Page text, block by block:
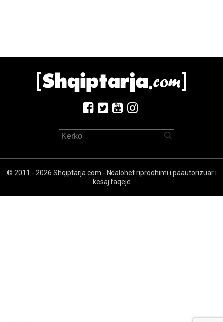
© 2011 - 2026 Shqiptarja.com - Ndalohet riprodhimi i paautorizuar i
kesaj faqeje